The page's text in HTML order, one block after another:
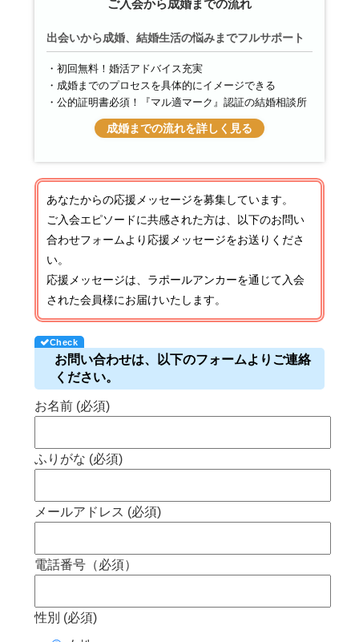
ご入会から成婚までの流れ
出会いから成婚、結婚生活の悩みまでフルサポート
初回無料！婚活アドバイス充実
成婚までのプロセスを具体的にイメージできる
公的証明書必須！『マル適マーク』認証の結婚相談所
成婚までの流れを詳しく見る
あなたからの応援メッセージを募集しています。
ご入会エピソードに共感された方は、以下のお問い
合わせフォームより応援メッセージをお送りくださ
い。
応援メッセージは、ラポールアンカーを通じて入会
された会員様にお届けいたします。
お問い合わせは、以下のフォームよりご連絡
ください。
お名前 (必須)
ふりがな (必須)
メールアドレス (必須)
電話番号（必須）
性別 (必須)